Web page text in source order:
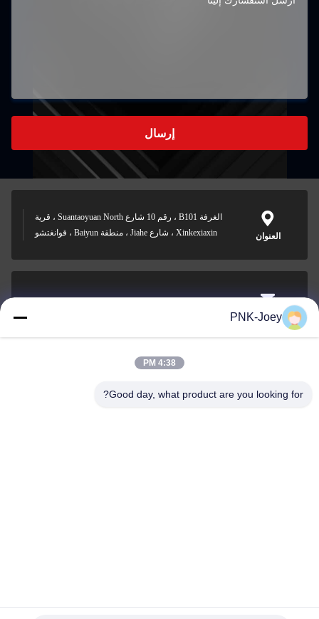
إرسال
العنوان
الغرفة B101 ، رقم 10 شارع Suantaoyuan North ، قرية
Xinkexiaxin ، شارع Jiahe ، منطقة Baiyun ، قوانغتشو
البريد
xianzhihao@gzxingchao.info
008613580404923
PNK-Joey
4:38 PM
Good day, what product are you looking for?